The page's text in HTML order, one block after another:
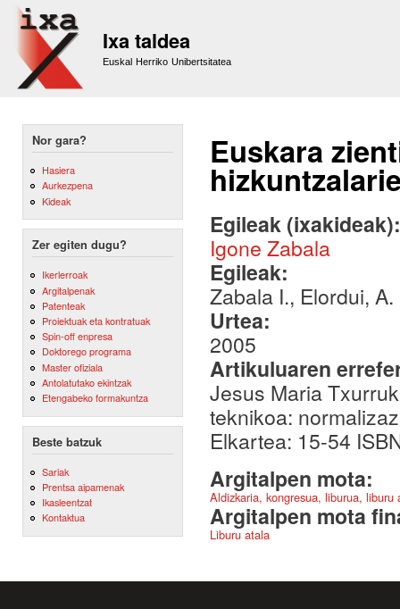
Ixa taldea
Euskal Herriko Unibertsitatea
Nor gara?
Hasiera
Aurkezpena
Kideak
Zer egiten dugu?
Ikerlerroak
Argitalpenak
Patenteak
Proiektuak eta kontratuak
Spin-off enpresa
Doktorego programa
Master ofiziala
Antolatutako ekintzak
Etengabeko formakuntza
Beste batzuk
Sariak
Prentsa aipamenak
Ikasleentzat
Kontaktua
Euskara
Egileak
Igone Zabala
Egileak:
Zabala I., Elordui, A.
Urtea:
2005
Artikuluaren
Jesus Maria
teknikoa:
Elkartea: 15-54
Argitalpen mota:
Aldizkaria, kongresua, liburua,
Argitalpen mota
Liburu atala